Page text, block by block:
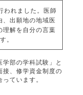
われました。医師
、出願地の地域医
理解を自分の言葉
。
部の学科試験」と
接、修学資金制度の
ています。